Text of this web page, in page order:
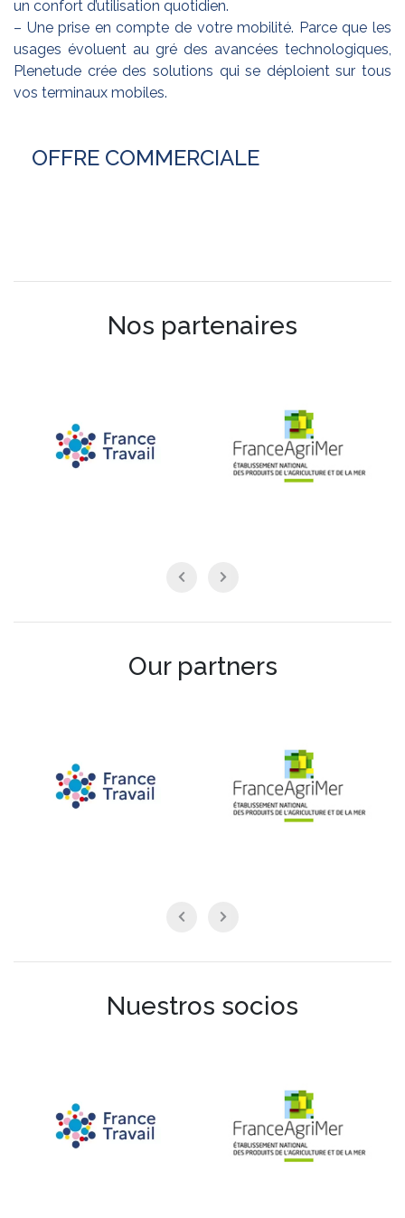
un confort d’utilisation quotidien.
– Une prise en compte de votre mobilité. Parce que les
usages évoluent au gré des avancées technologiques,
Plenetude crée des solutions qui se déploient sur tous
vos terminaux mobiles.
OFFRE COMMERCIALE
Nos partenaires
Our partners
Nuestros socios